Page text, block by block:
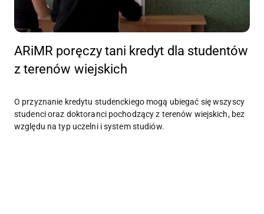
ARiMR poręczy tani kredyt dla studentów
z terenów wiejskich
O przyznanie kredytu studenckiego mogą ubiegać się wszyscy
studenci oraz doktoranci pochodzący z terenów wiejskich, bez
względu na typ uczelni i system studiów.